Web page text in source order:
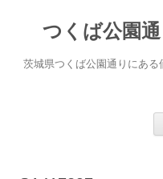
へ
ス
つくば公園
茨城県つくば公園通りにあ